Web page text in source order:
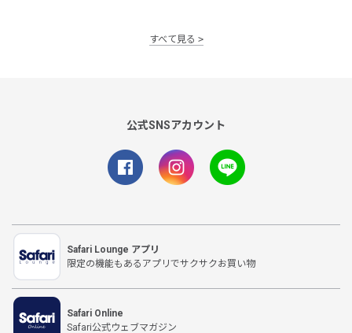
すべて見る
公式SNSアカウント
Safari Lounge アプリ
限定の機能もあるアプリでサクサクお買い物
Safari Online
Safari公式ウェブマガジン